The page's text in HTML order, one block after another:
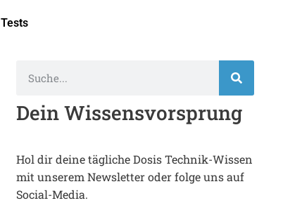
Tests
Dein Wissensvorsprung
Hol dir deine tägliche Dosis Technik-Wissen
mit unserem Newsletter oder folge uns auf
Social-Media.